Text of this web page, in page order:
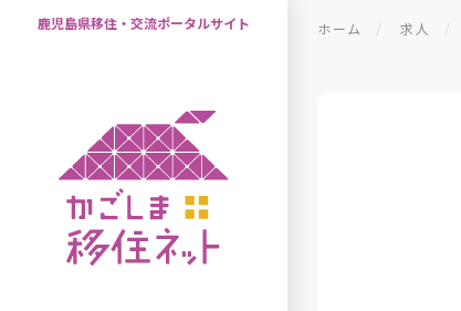
鹿児島県移住・交流ポータルサイト ホーム 求人